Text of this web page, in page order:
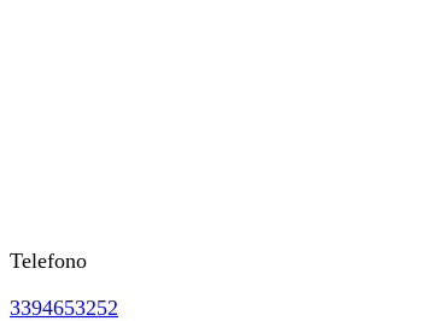
Telefono
3394653252